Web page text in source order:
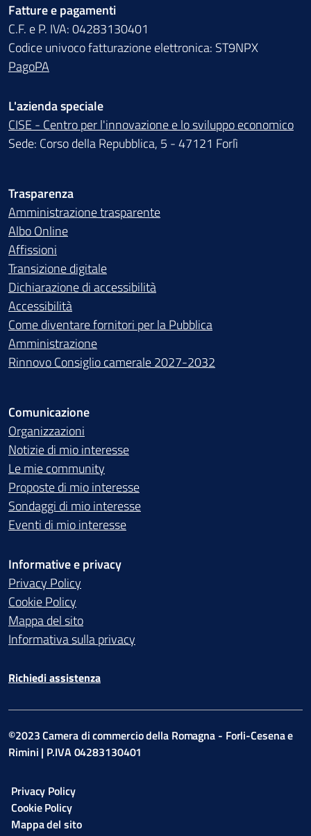
Fatture e pagamenti
C.F. e P. IVA: 04283130401
Codice univoco fatturazione elettronica: ST9NPX
PagoPA
L'azienda speciale
CISE - Centro per l'innovazione e lo sviluppo economico
Sede: Corso della Repubblica, 5 - 47121 Forlì
Trasparenza
Amministrazione trasparente
Albo Online
Affissioni
Transizione digitale
Dichiarazione di accessibilità
Accessibilità
Come diventare fornitori per la Pubblica
Amministrazione
Rinnovo Consiglio camerale 2027-2032
Comunicazione
Organizzazioni
Notizie di mio interesse
Le mie community
Proposte di mio interesse
Sondaggi di mio interesse
Eventi di mio interesse
Informative e privacy
Privacy Policy
Cookie Policy
Mappa del sito
Informativa sulla privacy
Richiedi assistenza
©2023 Camera di commercio della Romagna - Forli-Cesena e
Rimini | P.IVA 04283130401
Privacy Policy
Cookie Policy
Mappa del sito